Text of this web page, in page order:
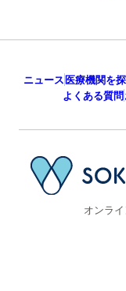
ニュース医療機関を
よくある質問
オンラ